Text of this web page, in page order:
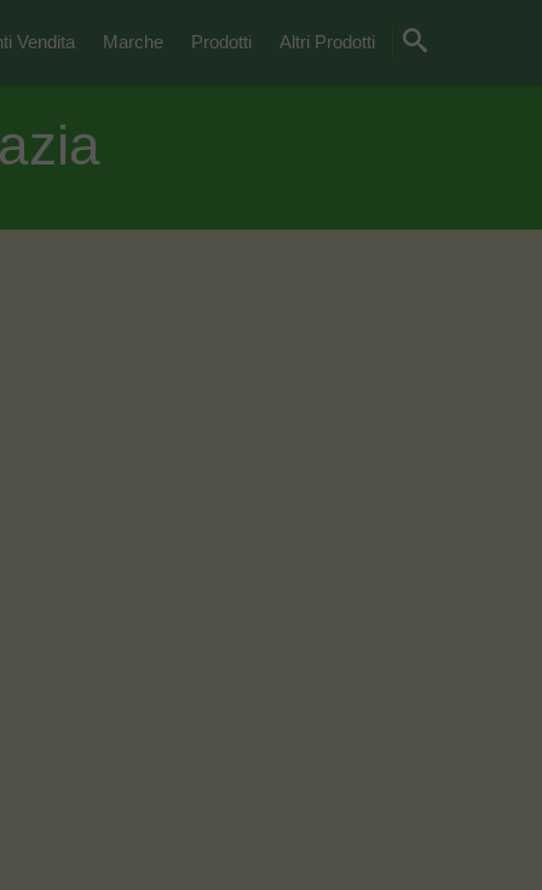
Vendita Marche Prodotti Altri Prodotti